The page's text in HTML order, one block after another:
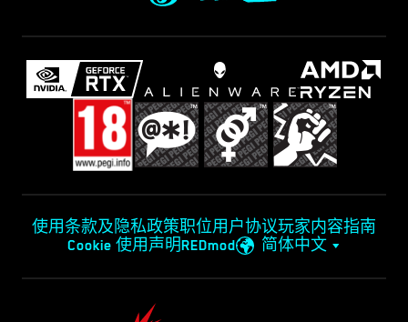
使用条款及隐私政策职位用户协议玩家内容指南
Cookie 使用声明REDmod 简体中文